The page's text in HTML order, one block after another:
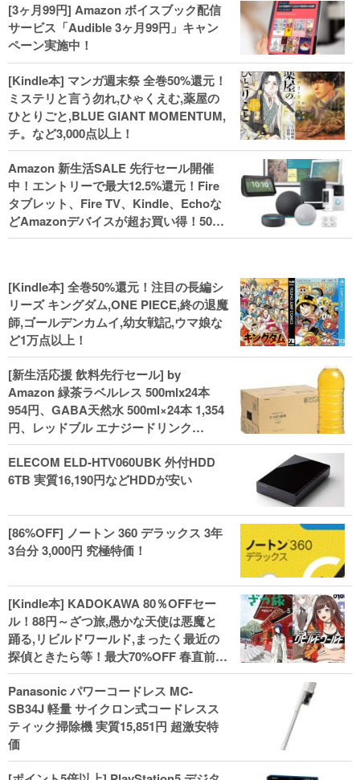
[3ヶ月99円] Amazon ボイスブック配信
サービス「Audible 3ヶ月99円」キャン
ペーン実施中！
[Kindle本] マンガ週末祭 全巻50%還元！
ミステリと言う勿れ,ひゃくえむ,薬屋の
ひとりごと,BLUE GIANT MOMENTUM,
チ。など3,000点以上！
Amazon 新生活SALE 先行セール開催
中！エントリーで最大12.5%還元！Fire
タブレット、Fire TV、Kindle、Echoな
どAmazonデバイスが超お買い得！50%
還元！Kindle本 新生活フェアなど！
[Kindle本] 全巻50%還元！注目の長編シ
リーズ キングダム,ONE PIECE,終の退魔
師,ゴールデンカムイ,幼女戦記,ウマ娘な
ど1万点以上！
[新生活応援 飲料先行セール] by
Amazon 緑茶ラベルレス 500mlx24本
954円、GABA天然水 500ml×24本 1,354
円、レッドブル エナジードリンク
250mlx24本 3,412円、い･ろ･は･す 2L×8
本 846円など飲料セール
ELECOM ELD-HTV060UBK 外付HDD
6TB 実質16,190円などHDDが安い
[86%OFF] ノートン 360 デラックス 3年
3台分 3,000円 究極特価！
[Kindle本] KADOKAWA 80％OFFセー
ル！88円～ざつ旅,愚かな天使は悪魔と
踊る,リビルドワールド,まったく最近の
探偵ときたら等！最大70%OFF 春直前大
セール開始、実用本・小説などがセー
ル！
Panasonic パワーコードレス MC-
SB34J 軽量 サイクロン式コードレスス
ティック掃除機 実質15,851円 超激安特
価